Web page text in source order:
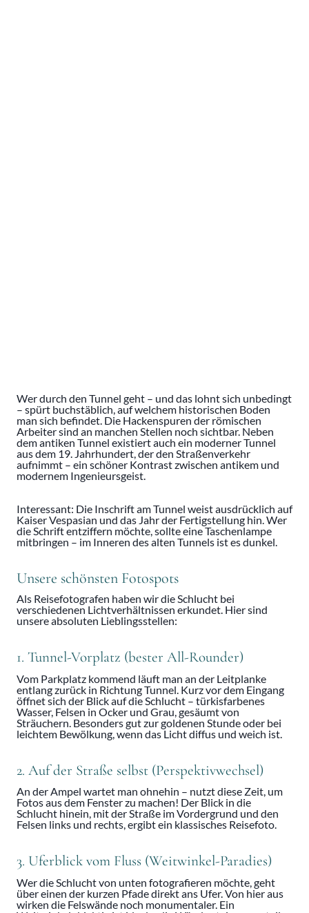
Wer durch den Tunnel geht – und das lohnt sich unbedingt
– spürt buchstäblich, auf welchem historischen Boden
man sich befindet. Die Hackenspuren der römischen
Arbeiter sind an manchen Stellen noch sichtbar. Neben
dem antiken Tunnel existiert auch ein moderner Tunnel
aus dem 19. Jahrhundert, der den Straßenverkehr
aufnimmt – ein schöner Kontrast zwischen antikem und
modernem Ingenieursgeist.
Interessant: Die Inschrift am Tunnel weist ausdrücklich auf
Kaiser Vespasian und das Jahr der Fertigstellung hin. Wer
die Schrift entziffern möchte, sollte eine Taschenlampe
mitbringen – im Inneren des alten Tunnels ist es dunkel.
Unsere schönsten Fotospots
Als Reisefotografen haben wir die Schlucht bei
verschiedenen Lichtverhältnissen erkundet. Hier sind
unsere absoluten Lieblingsstellen:
1. Tunnel-Vorplatz (bester All-Rounder)
Vom Parkplatz kommend läuft man an der Leitplanke
entlang zurück in Richtung Tunnel. Kurz vor dem Eingang
öffnet sich der Blick auf die Schlucht – türkisfarbenes
Wasser, Felsen in Ocker und Grau, gesäumt von
Sträuchern. Besonders gut zur goldenen Stunde oder bei
leichtem Bewölkung, wenn das Licht diffus und weich ist.
2. Auf der Straße selbst (Perspektivwechsel)
An der Ampel wartet man ohnehin – nutzt diese Zeit, um
Fotos aus dem Fenster zu machen! Der Blick in die
Schlucht hinein, mit der Straße im Vordergrund und den
Felsen links und rechts, ergibt ein klassisches Reisefoto.
3. Uferblick vom Fluss (Weitwinkel-Paradies)
Wer die Schlucht von unten fotografieren möchte, geht
über einen der kurzen Pfade direkt ans Ufer. Von hier aus
wirken die Felswände noch monumentaler. Ein